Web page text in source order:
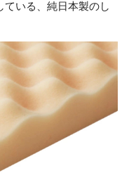
いる、純日本製のし